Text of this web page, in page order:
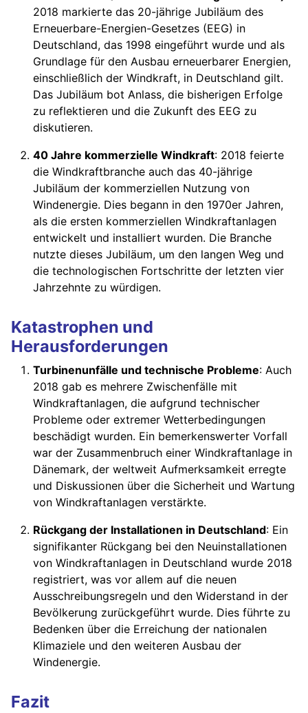
2018 markierte das 20-jährige Jubiläum des
Erneuerbare-Energien-Gesetzes (EEG) in
Deutschland, das 1998 eingeführt wurde und als
Grundlage für den Ausbau erneuerbarer Energien,
einschließlich der Windkraft, in Deutschland gilt.
Das Jubiläum bot Anlass, die bisherigen Erfolge
zu reflektieren und die Zukunft des EEG zu
diskutieren.
40 Jahre kommerzielle Windkraft: 2018 feierte
die Windkraftbranche auch das 40-jährige
Jubiläum der kommerziellen Nutzung von
Windenergie. Dies begann in den 1970er Jahren,
als die ersten kommerziellen Windkraftanlagen
entwickelt und installiert wurden. Die Branche
nutzte dieses Jubiläum, um den langen Weg und
die technologischen Fortschritte der letzten vier
Jahrzehnte zu würdigen.
Katastrophen und
Herausforderungen
Turbinenunfälle und technische Probleme: Auch
2018 gab es mehrere Zwischenfälle mit
Windkraftanlagen, die aufgrund technischer
Probleme oder extremer Wetterbedingungen
beschädigt wurden. Ein bemerkenswerter Vorfall
war der Zusammenbruch einer Windkraftanlage in
Dänemark, der weltweit Aufmerksamkeit erregte
und Diskussionen über die Sicherheit und Wartung
von Windkraftanlagen verstärkte.
Rückgang der Installationen in Deutschland: Ein
signifikanter Rückgang bei den Neuinstallationen
von Windkraftanlagen in Deutschland wurde 2018
registriert, was vor allem auf die neuen
Ausschreibungsregeln und den Widerstand in der
Bevölkerung zurückgeführt wurde. Dies führte zu
Bedenken über die Erreichung der nationalen
Klimaziele und den weiteren Ausbau der
Windenergie.
Fazit